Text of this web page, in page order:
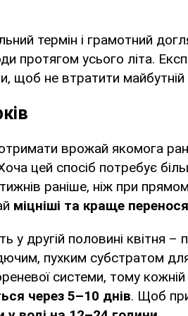
термін і грамотний
протягом усього літа.
щоб не втратити майбутній
врожай якомога
цей спосіб потребує
раніше, ніж при
міцніші та краще
у другій половині квітня
пухким субстратом
системи, тому кожній
через 5–10 днів. Щоб